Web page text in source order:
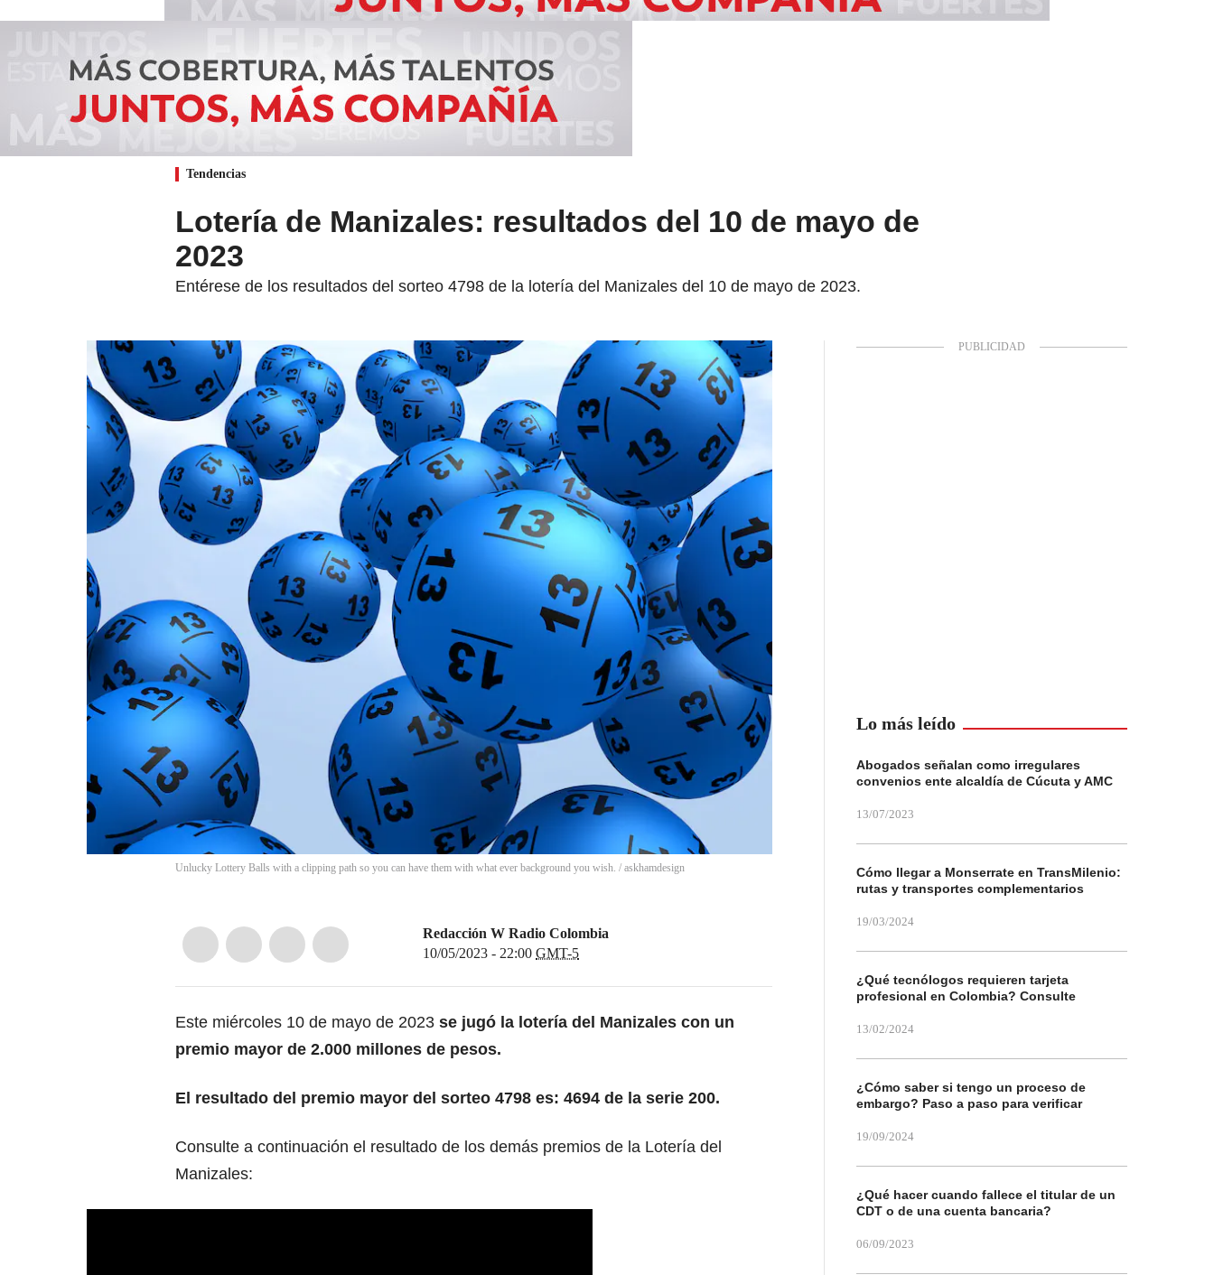
Tendencias
Lotería de Manizales: resultados del 10 de mayo de
2023
Entérese de los resultados del sorteo 4798 de la lotería del Manizales del 10 de mayo de 2023.
Unlucky Lottery Balls with a clipping path so you can have them with what ever background you wish. / askhamdesign
Redacción W Radio Colombia
10/05/2023 - 22:00 GMT-5
Este miércoles 10 de mayo de 2023 se jugó la lotería del Manizales con un
premio mayor de 2.000 millones de pesos.
El resultado del premio mayor del sorteo 4798 es: 4694 de la serie 200.
Consulte a continuación el resultado de los demás premios de la Lotería del
Manizales:
Lo más leído
Abogados señalan como irregulares
convenios ente alcaldía de Cúcuta y AMC
13/07/2023
Cómo llegar a Monserrate en TransMilenio:
rutas y transportes complementarios
19/03/2024
¿Qué tecnólogos requieren tarjeta
profesional en Colombia? Consulte
13/02/2024
¿Cómo saber si tengo un proceso de
embargo? Paso a paso para verificar
19/09/2024
¿Qué hacer cuando fallece el titular de un
CDT o de una cuenta bancaria?
06/09/2023